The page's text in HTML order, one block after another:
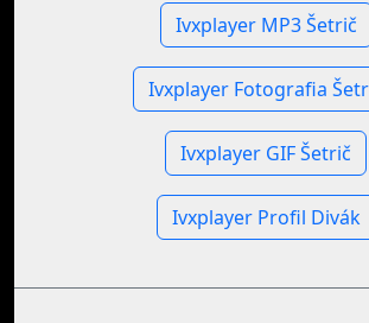
Ivxplayer MP3 Šetrič
Ivxplayer Fotografia
Ivxplayer GIF Šetrič
Ivxplayer Profil Divák